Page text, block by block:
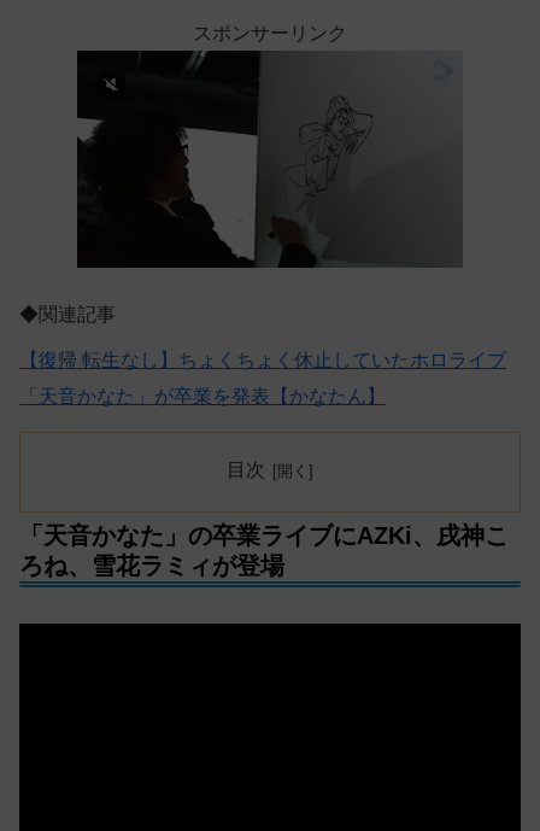
スポンサーリンク
◆関連記事
【復帰 転生なし】ちょくちょく休止していたホロライブ
「天音かなた」が卒業を発表【かなたん】
目次
「天音かなた」の卒業ライブにAZKi、戌神こ
ろね、雪花ラミィが登場